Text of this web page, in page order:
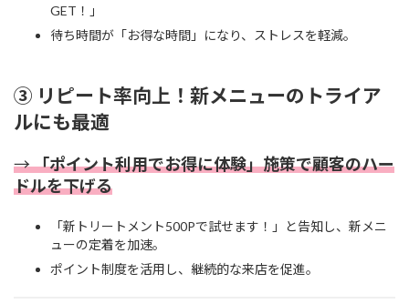
GET！」
待ち時間が「お得な時間」になり、ストレスを軽減。
③ リピート率向上！新メニューのトライア
ルにも最適
→「ポイント利用でお得に体験」施策で顧客のハー
ドルを下げる
「新トリートメント500Pで試せます！」と告知し、新メニ
ューの定着を加速。
ポイント制度を活用し、継続的な来店を促進。